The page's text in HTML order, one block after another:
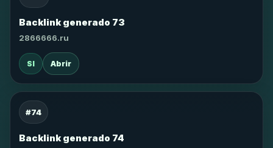
Backlink generado 73
2866666.ru
SI Abrir
#74
Backlink generado 74